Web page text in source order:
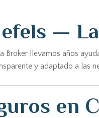
—
Broker llevamos años
y adaptado a las
en